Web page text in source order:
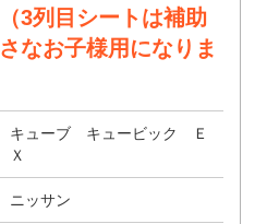
3列目シートは補助
なお子様用になりま
キューブ キュービック Ｅ
Ｘ
ニッサン